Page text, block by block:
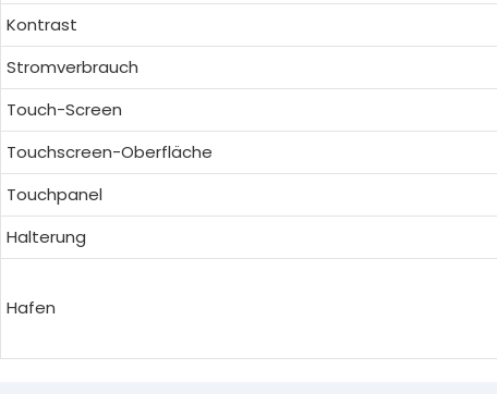
Kontrast
Stromverbrauch
Touch-Screen
Touchscreen-Oberfläche
Touchpanel
Halterung
Hafen